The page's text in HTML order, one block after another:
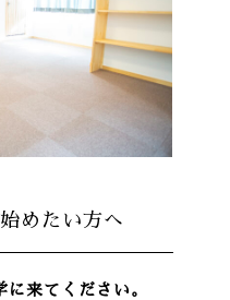
めたい方へ
来てください。